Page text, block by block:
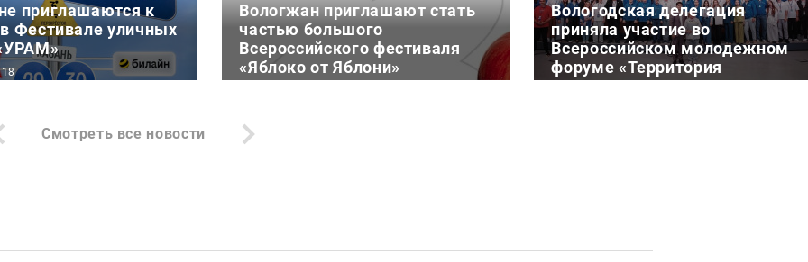
приглашаются к
Фестивале уличных
экстрим-парка «УРАМ»
уличных
Вологжан приглашают стать
частью большого
Всероссийского фестиваля
«Яблоко от Яблони»
19 августа Фонд содействия
реализации социальных проектов
Вологодская делегация
приняла участие во
Всероссийском молодежном
форуме «Территория
смыслов»
Смотреть все новости